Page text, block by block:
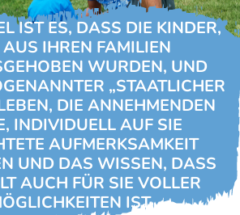
IST ES, DASS DIE KINDER,
AUS IHREN FAMILIEN
WURDEN, UND
„STAATLICHER
DIE ANNEHMENDEN
INDIVIDUELL AUF SIE
AUFMERKSAMKEIT
UND DAS WISSEN, DASS
AUCH FÜR SIE VOLLER
IST.